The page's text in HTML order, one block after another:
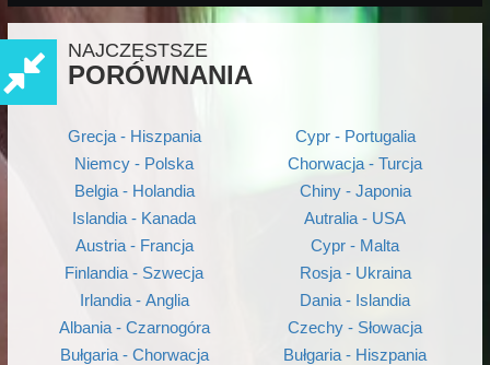
NAJCZĘSTSZE
PORÓWNANIA
Grecja - Hiszpania
Niemcy - Polska
Belgia - Holandia
Islandia - Kanada
Austria - Francja
Finlandia - Szwecja
Irlandia - Anglia
Albania - Czarnogóra
Bułgaria - Chorwacja
Cypr - Portugalia
Chorwacja - Turcja
Chiny - Japonia
Autralia - USA
Cypr - Malta
Rosja - Ukraina
Dania - Islandia
Czechy - Słowacja
Bułgaria - Hiszpania